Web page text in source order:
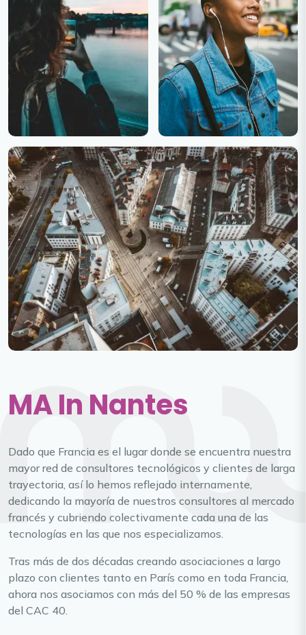
MA In Nantes
Dado que Francia es el lugar donde se encuentra nuestra
mayor red de consultores tecnológicos y clientes de larga
trayectoria, así lo hemos reflejado internamente,
dedicando la mayoría de nuestros consultores al mercado
francés y cubriendo colectivamente cada una de las
tecnologías en las que nos especializamos.
Tras más de dos décadas creando asociaciones a largo
plazo con clientes tanto en París como en toda Francia,
ahora nos asociamos con más del 50 % de las empresas
del CAC 40.